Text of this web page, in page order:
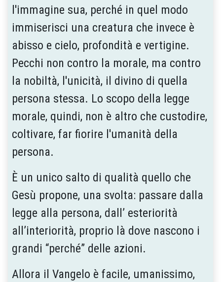
l'immagine sua, perché in quel modo
immiserisci una creatura che invece è
abisso e cielo, profondità e vertigine.
Pecchi non contro la morale, ma contro
la nobiltà, l'unicità, il divino di quella
persona stessa. Lo scopo del­la legge
morale, quindi, non è altro che cu­stodire,
coltivare, far fiorire l'umanità della
persona.
È un unico salto di qualità quello che
Gesù propone, una svolta: passare dalla
legge alla persona, dall’ esteriorità
all’interiorità, proprio là dove nascono i
grandi “per­ché” delle azioni.
Allora il Vangelo è facile, umanissimo,